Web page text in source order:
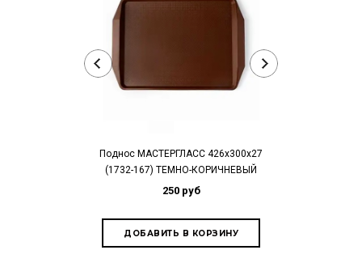
Поднос МАСТЕРГЛАСС 426х300х27
(1732-167) ТЕМНО-КОРИЧНЕВЫЙ
250 руб